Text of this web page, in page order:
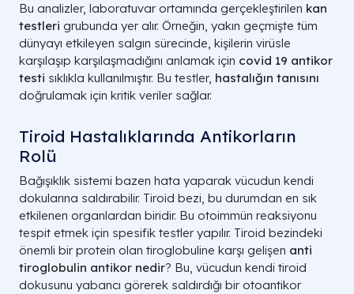
Bu analizler, laboratuvar ortamında gerçekleştirilen kan
testleri grubunda yer alır. Örneğin, yakın geçmişte tüm
dünyayı etkileyen salgın sürecinde, kişilerin virüsle
karşılaşıp karşılaşmadığını anlamak için covid 19 antikor
testi sıklıkla kullanılmıştır. Bu testler, hastalığın tanısını
doğrulamak için kritik veriler sağlar.
Tiroid Hastalıklarında Antikorların
Rolü
Bağışıklık sistemi bazen hata yaparak vücudun kendi
dokularına saldırabilir. Tiroid bezi, bu durumdan en sık
etkilenen organlardan biridir. Bu otoimmün reaksiyonu
tespit etmek için spesifik testler yapılır. Tiroid bezindeki
önemli bir protein olan tiroglobuline karşı gelişen anti
tiroglobulin antikor nedir? Bu, vücudun kendi tiroid
dokusunu yabancı görerek saldırdığı bir otoantikor